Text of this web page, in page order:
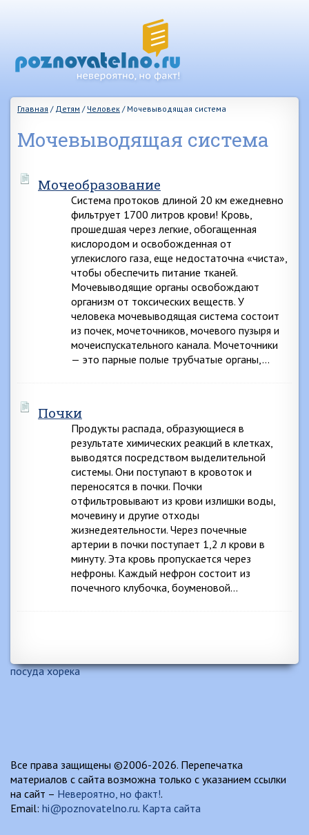
Главная / Детям / Человек / Мочевыводящая система
Мочевыводящая система
Мочеобразование
Система протоков длиной 20 км ежедневно
фильтрует 1700 литров крови! Кровь,
прошедшая через легкие, обогащенная
кислородом и освобожденная от
углекислого газа, еще недостаточна «чиста»,
чтобы обеспечить питание тканей.
Мочевыводящие органы освобождают
организм от токсических веществ. У
человека мочевыводящая система состоит
из почек, мочеточников, мочевого пузыря и
мочеиспускательного канала. Мочеточники
— это парные полые трубчатые органы,…
Почки
Продукты распада, образующиеся в
результате химических реакций в клетках,
выводятся посредством выделительной
системы. Они поступают в кровоток и
переносятся в почки. Почки
отфильтровывают из крови излишки воды,
мочевину и другие отходы
жизнедеятельности. Через почечные
артерии в почки поступает 1,2 л крови в
минуту. Эта кровь пропускается через
нефроны. Каждый нефрон состоит из
почечного клубочка, боуменовой…
посуда хорека
Все права защищены ©2006-2026. Перепечатка
материалов с сайта возможна только с указанием ссылки
на сайт – Невероятно, но факт!.
Email: hi@poznovatelno.ru. Карта сайта